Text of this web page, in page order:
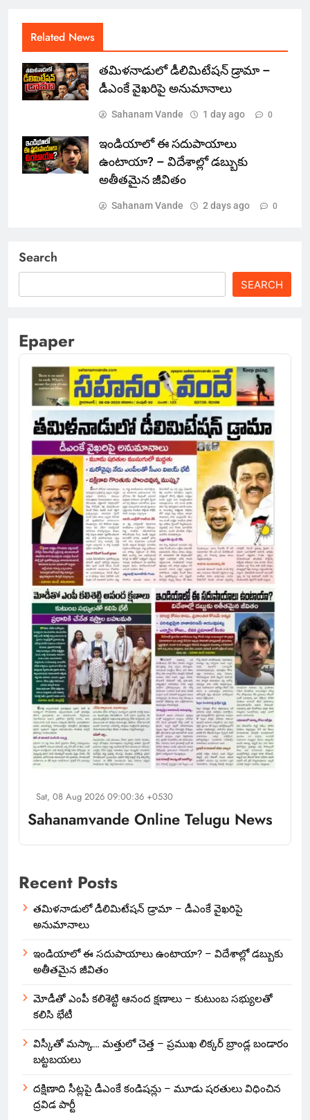
Related News
తమిళనాడులో డీలిమిటేషన్ డ్రామా –
డీఎంకే వైఖరిపై అనుమానాలు
Sahanam Vande 1 day ago 0
ఇండియాలో‌ ఈ సదుపాయాలు
ఉంటాయా? – విదేశాల్లో డబ్బుకు
అతీతమైన జీవితం
Sahanam Vande 2 days ago 0
Search
SEARCH
Epaper
Sat, 08 Aug 2026 09:00:36 +0530
Sahanamvande Online Telugu News
Recent Posts
తమిళనాడులో డీలిమిటేషన్ డ్రామా – డీఎంకే వైఖరిపై
అనుమానాలు
ఇండియాలో‌ ఈ సదుపాయాలు ఉంటాయా? – విదేశాల్లో డబ్బుకు
అతీతమైన జీవితం
మోడీతో ఎంపీ కలిశెట్టి ఆనంద క్షణాలు – కుటుంబ సభ్యులతో
కలిసి భేటీ
విస్కీతో మస్కా… మత్తులో చెత్త – ప్రముఖ లిక్కర్ బ్రాండ్ల బండారం
బట్టబయలు
దక్షిణాది సీట్లపై డీఎంకే కండిషన్లు – మూడు షరతులు విధించిన
ద్రవిడ పార్టీ